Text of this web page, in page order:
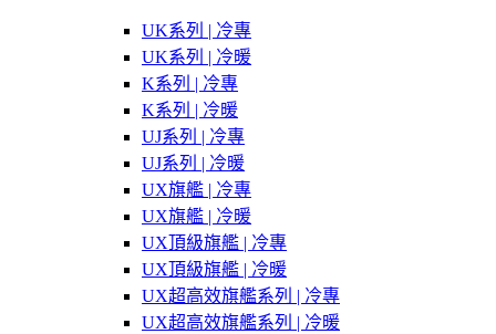
UK系列 | 冷專
UK系列 | 冷暖
K系列 | 冷專
K系列 | 冷暖
UJ系列 | 冷專
UJ系列 | 冷暖
UX旗艦 | 冷專
UX旗艦 | 冷暖
UX頂級旗艦 | 冷專
UX頂級旗艦 | 冷暖
UX超高效旗艦系列 | 冷專
UX超高效旗艦系列 | 冷暖